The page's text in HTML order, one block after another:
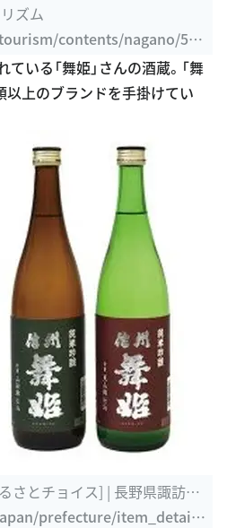
ズム
contents/nagano/50
いる「舞姫」さんの酒蔵。「舞
以上のブランドを手掛けてい
さとチョイス] | 長野県諏訪市
prefecture/item_detail/